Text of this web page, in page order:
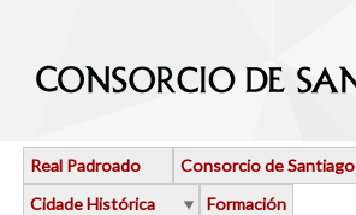
Real Padroado Consorcio de Santiago
Cidade Histórica
Formación